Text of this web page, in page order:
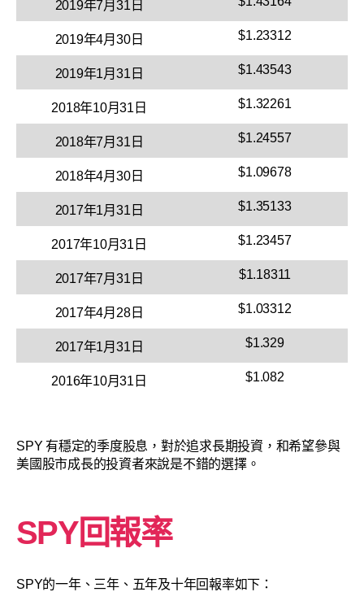
2019年7月31日
2019年4月30日 $1.23312
2019年1月31日 $1.43543
2018年10月31日 $1.32261
2018年7月31日 $1.24557
2018年4月30日 $1.09678
2017年1月31日 $1.35133
2017年10月31日 $1.23457
2017年7月31日 $1.18311
2017年4月28日 $1.03312
2017年1月31日 $1.329
2016年10月31日 $1.082
SPY 有穩定的季度股息，對於追求長期投資，和希望參與
美國股市成長的投資者來說是不錯的選擇。
SPY回報率
SPY的一年、三年、五年及十年回報率如下：